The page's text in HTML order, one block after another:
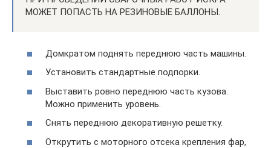
МОЖЕТ ПОПАСТЬ НА РЕЗИНОВЫЕ БАЛЛОНЫ.
Домкратом поднять переднюю часть машины.
Установить стандартные подпорки.
Выставить ровно переднюю часть кузова.
Можно применить уровень.
Снять переднюю декоративную решетку.
Открутить с моторного отсека крепления фар,